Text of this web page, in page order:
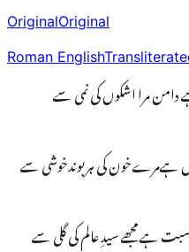
OriginalOriginal
Roman English
دامن مرا اشکوں کی نمی سے
ہےمرےخون کی ہربوندخوشی سے
ہے مجھے سیدِ عالم کی گلی سے